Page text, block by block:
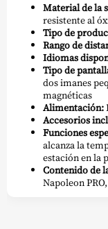
Material de la
resistente al
Tipo de
Rango de
Idiomas
Tipo de
dos imanes
magnéticas
Alimentación:
Accesorios
Funciones
alcanza la
estación en la
Contenido de
Napoleon